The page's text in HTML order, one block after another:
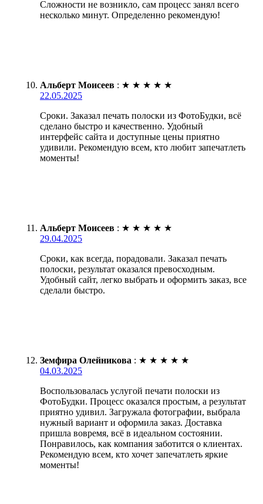
Сложности не возникло, сам процесс занял всего
несколько минут. Определенно рекомендую!
Альберт Моисеев : ★ ★ ★ ★ ★
22.05.2025
Сроки. Заказал печать полоски из ФотоБудки, всё
сделано быстро и качественно. Удобный
интерфейс сайта и доступные цены приятно
удивили. Рекомендую всем, кто любит запечатлеть
моменты!
Альберт Моисеев : ★ ★ ★ ★ ★
29.04.2025
Сроки, как всегда, порадовали. Заказал печать
полоски, результат оказался превосходным.
Удобный сайт, легко выбрать и оформить заказ, все
сделали быстро.
Земфира Олейникова : ★ ★ ★ ★ ★
04.03.2025
Воспользовалась услугой печати полоски из
ФотоБудки. Процесс оказался простым, а результат
приятно удивил. Загружала фотографии, выбрала
нужный вариант и оформила заказ. Доставка
пришла вовремя, всё в идеальном состоянии.
Понравилось, как компания заботится о клиентах.
Рекомендую всем, кто хочет запечатлеть яркие
моменты!